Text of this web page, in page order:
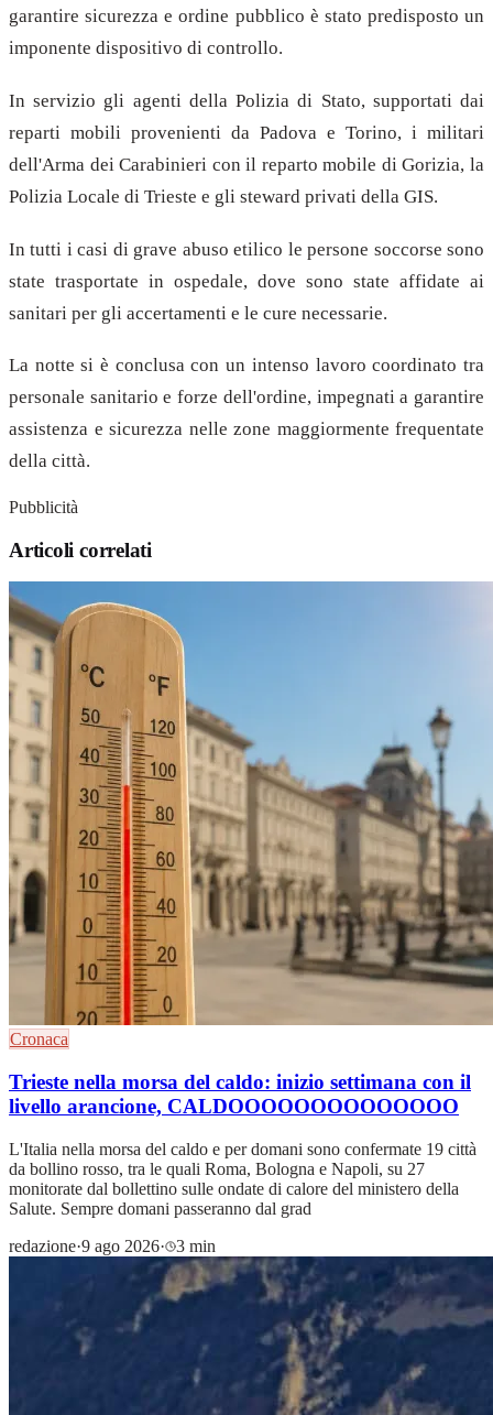
garantire sicurezza e ordine pubblico è stato predisposto un
imponente dispositivo di controllo.
In servizio gli agenti della Polizia di Stato, supportati dai
reparti mobili provenienti da Padova e Torino, i militari
dell'Arma dei Carabinieri con il reparto mobile di Gorizia, la
Polizia Locale di Trieste e gli steward privati della GIS.
In tutti i casi di grave abuso etilico le persone soccorse sono
state trasportate in ospedale, dove sono state affidate ai
sanitari per gli accertamenti e le cure necessarie.
La notte si è conclusa con un intenso lavoro coordinato tra
personale sanitario e forze dell'ordine, impegnati a garantire
assistenza e sicurezza nelle zone maggiormente frequentate
della città.
Pubblicità
Articoli correlati
Cronaca
Trieste nella morsa del caldo: inizio settimana con il
livello arancione, CALDOOOOOOOOOOOOOO
L'Italia nella morsa del caldo e per domani sono confermate 19 città
da bollino rosso, tra le quali Roma, Bologna e Napoli, su 27
monitorate dal bollettino sulle ondate di calore del ministero della
Salute. Sempre domani passeranno dal grad
redazione·9 ago 2026· 3 min